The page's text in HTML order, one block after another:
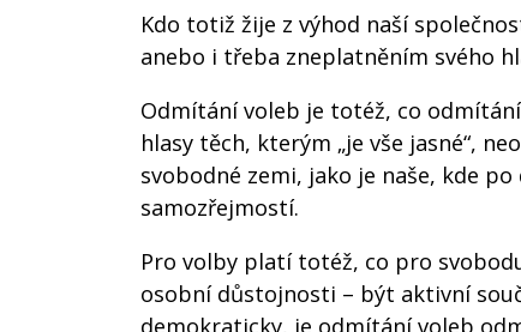
Kdo totiž žije z výhod naší
anebo i třeba zneplatněním svého
Odmítání voleb je totéž, co
hlasy těch, kterým „je vše jasné“,
svobodné zemi, jako je naše, kde
samozřejmostí.
Pro volby platí totéž, co pro
osobní důstojnosti – být aktivní
demokraticky, je odmítání voleb